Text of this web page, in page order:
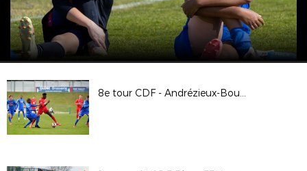
8e tour CDF - Andrézieux-Bouthéon F.C. / Grenoble Foot 38